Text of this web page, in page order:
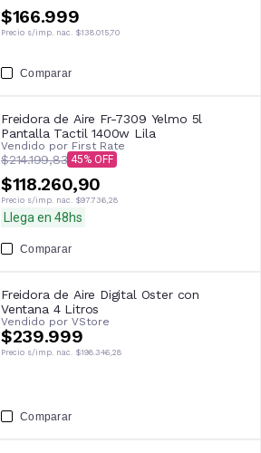
$166.999
Precio s/imp. nac. $138.015,70
Comparar
Freidora de Aire Fr-7309 Yelmo 5l
Pantalla Tactil 1400w Lila
Vendido por First Rate
$214.199,83 45
$118.260,90
Precio s/imp. nac. $97.736,28
Llega en 48hs
Comparar
Freidora de Aire Digital Oster con
Ventana 4 Litros
Vendido por VStore
$239.999
Precio s/imp. nac. $198.346,28
Comparar